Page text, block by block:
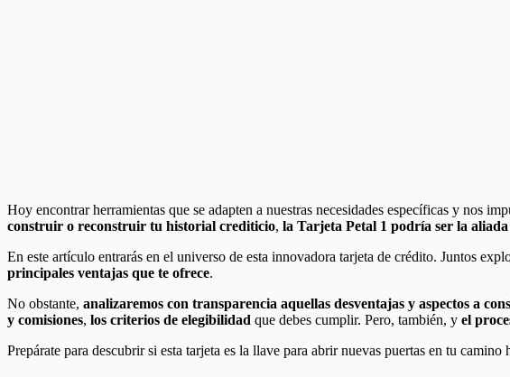
Hoy encontrar herramientas que se adapten a nuestras necesidades específicas y nos
construir o reconstruir tu historial crediticio, la Tarjeta Petal 1 podría ser la aliada
En este artículo entrarás en el universo de esta innovadora tarjeta de crédito. Juntos
principales ventajas que te ofrece.
No obstante, analizaremos con transparencia aquellas desventajas y aspectos a
y comisiones, los criterios de elegibilidad que debes cumplir. Pero, también, y el
Prepárate para descubrir si esta tarjeta es la llave para abrir nuevas puertas en tu